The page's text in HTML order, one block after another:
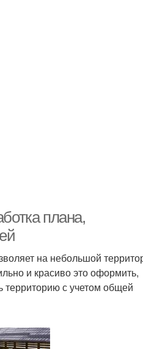
плана,
на небольшой
и красиво это оформить,
территорию с учетом общей